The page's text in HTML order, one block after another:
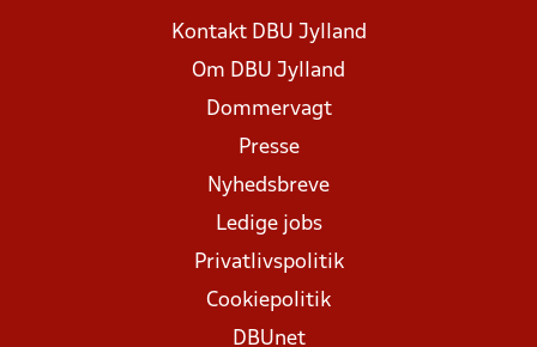
Kontakt DBU Jylland
Om DBU Jylland
Dommervagt
Presse
Nyhedsbreve
Ledige jobs
Privatlivspolitik
Cookiepolitik
DBUnet